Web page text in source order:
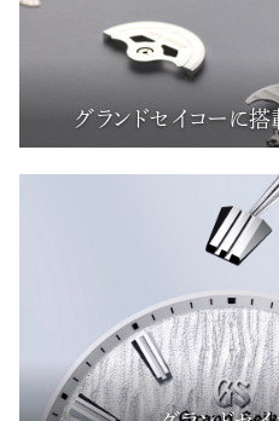
グランドセイコーに搭